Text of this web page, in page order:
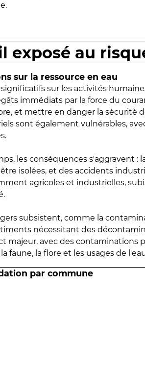
exposé au
sur la ressource en eau
sur les activités
immédiats par la force du
et mettre en danger la sécurité
sont également vulnérables,
les conséquences s'aggravent :
isolées, et des accidents
agricoles et industrielles,
subsistent, comme la
nécessitant des
majeur, avec des contaminations
faune, la flore et les usages de
par commune